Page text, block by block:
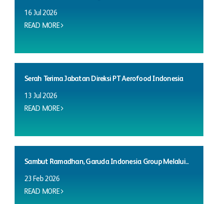
16 Jul 2026
READ MORE
Serah Terima Jabatan Direksi PT Aerofood Indonesia
13 Jul 2026
READ MORE
Sambut Ramadhan, Garuda Indonesia Group Melalui...
23 Feb 2026
READ MORE